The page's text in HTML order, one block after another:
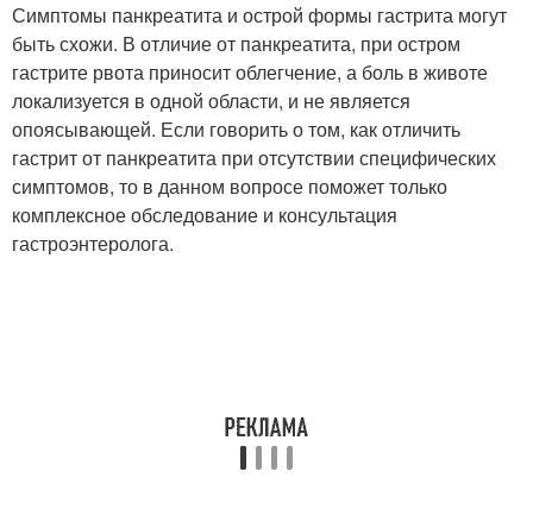
Симптомы панкреатита и острой формы гастрита могут
быть схожи. В отличие от панкреатита, при остром
гастрите рвота приносит облегчение, а боль в животе
локализуется в одной области, и не является
опоясывающей. Если говорить о том, как отличить
гастрит от панкреатита при отсутствии специфических
симптомов, то в данном вопросе поможет только
комплексное обследование и консультация
гастроэнтеролога.